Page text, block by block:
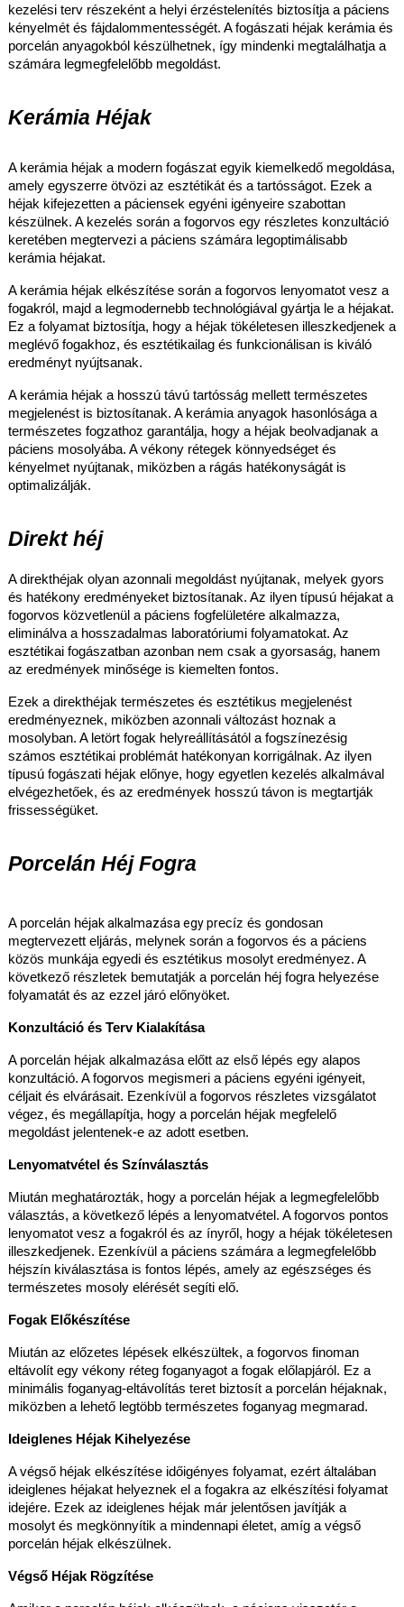
kezelési terv részeként a helyi érzéstelenítés biztosítja a páciens
kényelmét és fájdalommentességét. A fogászati héjak kerámia és
porcelán anyagokból készülhetnek, így mindenki megtalálhatja a
számára legmegfelelőbb megoldást.
Kerámia Héjak
A kerámia héjak a modern fogászat egyik kiemelkedő megoldása,
amely egyszerre ötvözi az esztétikát és a tartósságot. Ezek a
héjak kifejezetten a páciensek egyéni igényeire szabottan
készülnek. A kezelés során a fogorvos egy részletes konzultáció
keretében megtervezi a páciens számára legoptimálisabb
kerámia héjakat.
A kerámia héjak elkészítése során a fogorvos lenyomatot vesz a
fogakról, majd a legmodernebb technológiával gyártja le a héjakat.
Ez a folyamat biztosítja, hogy a héjak tökéletesen illeszkedjenek a
meglévő fogakhoz, és esztétikailag és funkcionálisan is kiváló
eredményt nyújtsanak.
A kerámia héjak a hosszú távú tartósság mellett természetes
megjelenést is biztosítanak. A kerámia anyagok hasonlósága a
természetes fogzathoz garantálja, hogy a héjak beolvadjanak a
páciens mosolyába. A vékony rétegek könnyedséget és
kényelmet nyújtanak, miközben a rágás hatékonyságát is
optimalizálják.
Direkt héj
A direkthéjak olyan azonnali megoldást nyújtanak, melyek gyors
és hatékony eredményeket biztosítanak. Az ilyen típusú héjakat a
fogorvos közvetlenül a páciens fogfelületére alkalmazza,
eliminálva a hosszadalmas laboratóriumi folyamatokat. Az
esztétikai fogászatban azonban nem csak a gyorsaság, hanem
az eredmények minősége is kiemelten fontos.
Ezek a direkthéjak természetes és esztétikus megjelenést
eredményeznek, miközben azonnali változást hoznak a
mosolyban. A letört fogak helyreállításától a fogszínezésig
számos esztétikai problémát hatékonyan korrigálnak. Az ilyen
típusú fogászati héjak előnye, hogy egyetlen kezelés alkalmával
elvégezhetőek, és az eredmények hosszú távon is megtartják
frissességüket.
Porcelán Héj Fogra
A porcelán héjak alkalmazása egy precíz és gondosan
megtervezett eljárás, melynek során a fogorvos és a páciens
közös munkája egyedi és esztétikus mosolyt eredményez. A
következő részletek bemutatják a porcelán héj fogra helyezése
folyamatát és az ezzel járó előnyöket.
Konzultáció és Terv Kialakítása
A porcelán héjak alkalmazása előtt az első lépés egy alapos
konzultáció. A fogorvos megismeri a páciens egyéni igényeit,
céljait és elvárásait. Ezenkívül a fogorvos részletes vizsgálatot
végez, és megállapítja, hogy a porcelán héjak megfelelő
megoldást jelentenek-e az adott esetben.
Lenyomatvétel és Színválasztás
Miután meghatározták, hogy a porcelán héjak a legmegfelelőbb
választás, a következő lépés a lenyomatvétel. A fogorvos pontos
lenyomatot vesz a fogakról és az ínyről, hogy a héjak tökéletesen
illeszkedjenek. Ezenkívül a páciens számára a legmegfelelőbb
héjszín kiválasztása is fontos lépés, amely az egészséges és
természetes mosoly elérését segíti elő.
Fogak Előkészítése
Miután az előzetes lépések elkészültek, a fogorvos finoman
eltávolít egy vékony réteg foganyagot a fogak előlapjáról. Ez a
minimális foganyag-eltávolítás teret biztosít a porcelán héjaknak,
miközben a lehető legtöbb természetes foganyag megmarad.
Ideiglenes Héjak Kihelyezése
A végső héjak elkészítése időigényes folyamat, ezért általában
ideiglenes héjakat helyeznek el a fogakra az elkészítési folyamat
idejére. Ezek az ideiglenes héjak már jelentősen javítják a
mosolyt és megkönnyítik a mindennapi életet, amíg a végső
porcelán héjak elkészülnek.
Végső Héjak Rögzítése